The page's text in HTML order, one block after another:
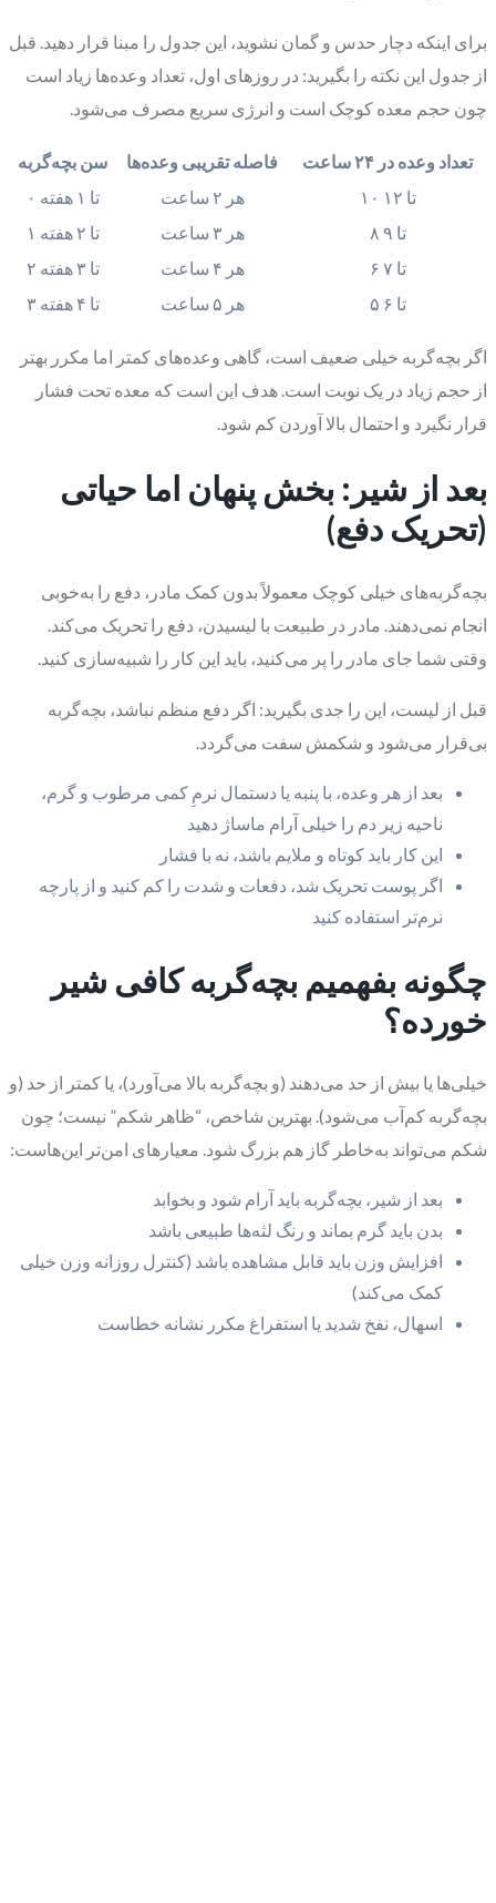
برای اینکه دچار حدس و گمان نشوید، این جدول را مبنا قرار دهید. قبل
از جدول این نکته را بگیرید: در روزهای اول، تعداد وعده‌ها زیاد است
چون حجم معده کوچک است و انرژی سریع مصرف می‌شود.
سن بچه‌گربه فاصله تقریبی وعده‌ها
تعداد وعده در ۲۴ ساعت
۰ تا ۱ هفته
هر ۲ ساعت
۱۰ تا ۱۲
۱ تا ۲ هفته
هر ۳ ساعت
۸ تا ۹
۲ تا ۳ هفته
هر ۴ ساعت
۶ تا ۷
۳ تا ۴ هفته
هر ۵ ساعت ۵ تا ۶
اگر بچه‌گربه خیلی ضعیف است، گاهی وعده‌های کمتر اما مکرر بهتر
از حجم زیاد در یک نوبت است. هدف این است که معده تحت فشار
قرار نگیرد و احتمال بالا آوردن کم شود.
بعد از شیر: بخش پنهان اما حیاتی
(تحریک دفع)
بچه‌گربه‌های خیلی کوچک معمولاً بدون کمک مادر، دفع را به‌خوبی
انجام نمی‌دهند. مادر در طبیعت با لیسیدن، دفع را تحریک می‌کند.
وقتی شما جای مادر را پر می‌کنید، باید این کار را شبیه‌سازی کنید.
قبل از لیست، این را جدی بگیرید: اگر دفع منظم نباشد، بچه‌گربه
بی‌قرار می‌شود و شکمش سفت می‌گردد.
بعد از هر وعده، با پنبه یا دستمال نرمِ کمی مرطوب و گرم،
ناحیه زیر دم را خیلی آرام ماساژ دهید
این کار باید کوتاه و ملایم باشد، نه با فشار
اگر پوست تحریک شد، دفعات و شدت را کم کنید و از پارچه
نرم‌تر استفاده کنید
چگونه بفهمیم بچه‌گربه کافی شیر
خورده؟
خیلی‌ها یا بیش از حد می‌دهند (و بچه‌گربه بالا می‌آورد)، یا کمتر از حد (و
بچه‌گربه کم‌آب می‌شود). بهترین شاخص، “ظاهر شکم” نیست؛ چون
شکم می‌تواند به‌خاطر گاز هم بزرگ شود. معیارهای امن‌تر این‌هاست:
بعد از شیر، بچه‌گربه باید آرام شود و بخوابد
بدن باید گرم بماند و رنگ لثه‌ها طبیعی باشد
افزایش وزن باید قابل مشاهده باشد (کنترل روزانه وزن خیلی
کمک می‌کند)
اسهال، نفخ شدید یا استفراغ مکرر نشانه خطاست